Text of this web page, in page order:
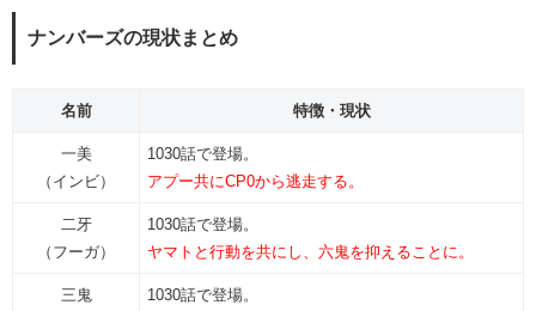
ナンバーズの現状まとめ
名前 特徴・現状
一美
（インビ）
1030話で登場。
アプー共にCP0から逃走する。
二牙
（フーガ）
1030話で登場。
ヤマトと行動を共にし、六鬼を抑えることに。
三鬼
1030話で登場。